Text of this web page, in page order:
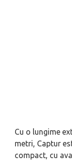
Cu o lungime
metri, Captur
compact, cu